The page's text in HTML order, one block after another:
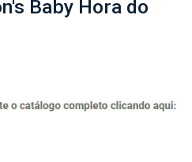
Baby Hora do